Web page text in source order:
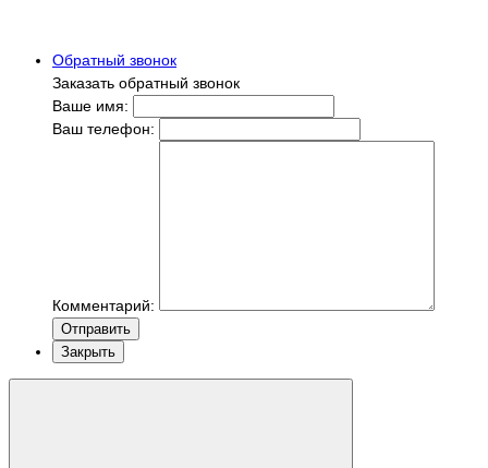
Обратный звонок
Заказать обратный звонок
Ваше имя:
Ваш телефон:
Комментарий:
Отправить
Закрыть